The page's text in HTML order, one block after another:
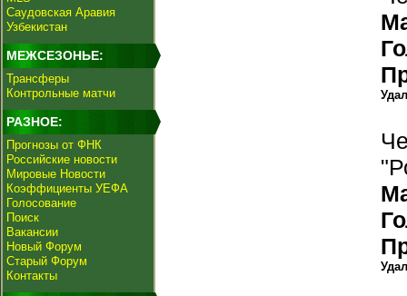
Саудовская Аравия
Узбекистан
МЕЖСЕЗОНЬЕ:
Трансферы
Контрольные матчи
РАЗНОЕ:
Прогнозы от ФНК
Российские новости
Мировые Новости
Коэффициенты УЕФА
Голосование
Поиск
Вакансии
Новый Форум
Старый Форум
Контакты